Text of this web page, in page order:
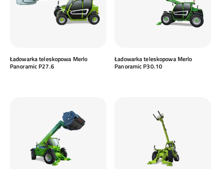
Ładowarka teleskopowa Merlo
Panoramic P27.6
Ładowarka teleskopowa Merlo
Panoramic P30.10